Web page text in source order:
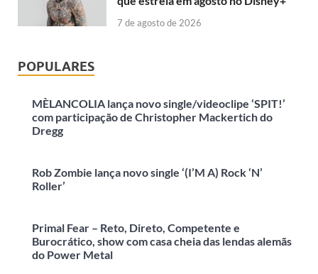
7 de agosto de 2026
POPULARES
MÈLANCOLIA lança novo single/videoclipe ‘SPIT!’
com participação de Christopher Mackertich do
Dregg
Rob Zombie lança novo single ‘(I’M A) Rock ‘N’
Roller’
Primal Fear – Reto, Direto, Competente e
Burocrático, show com casa cheia das lendas alemãs
do Power Metal